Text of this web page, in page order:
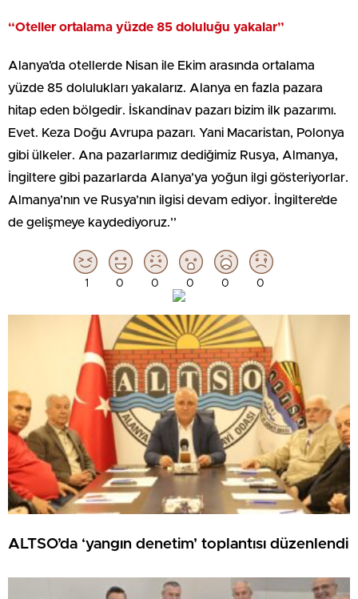
“Oteller ortalama yüzde 85 doluluğu yakalar”
Alanya’da otellerde Nisan ile Ekim arasında ortalama
yüzde 85 dolulukları yakalarız. Alanya en fazla pazara
hitap eden bölgedir. İskandinav pazarı bizim ilk pazarımı.
Evet. Keza Doğu Avrupa pazarı. Yani Macaristan, Polonya
gibi ülkeler. Ana pazarlarımız dediğimiz Rusya, Almanya,
İngiltere gibi pazarlarda Alanya’ya yoğun ilgi gösteriyorlar.
Almanya’nın ve Rusya’nın ilgisi devam ediyor. İngiltere’de
de gelişmeye kaydediyoruz.’’
1 0 0 0 0 0
ALTSO’da ‘yangın denetim’ toplantısı düzenlendi